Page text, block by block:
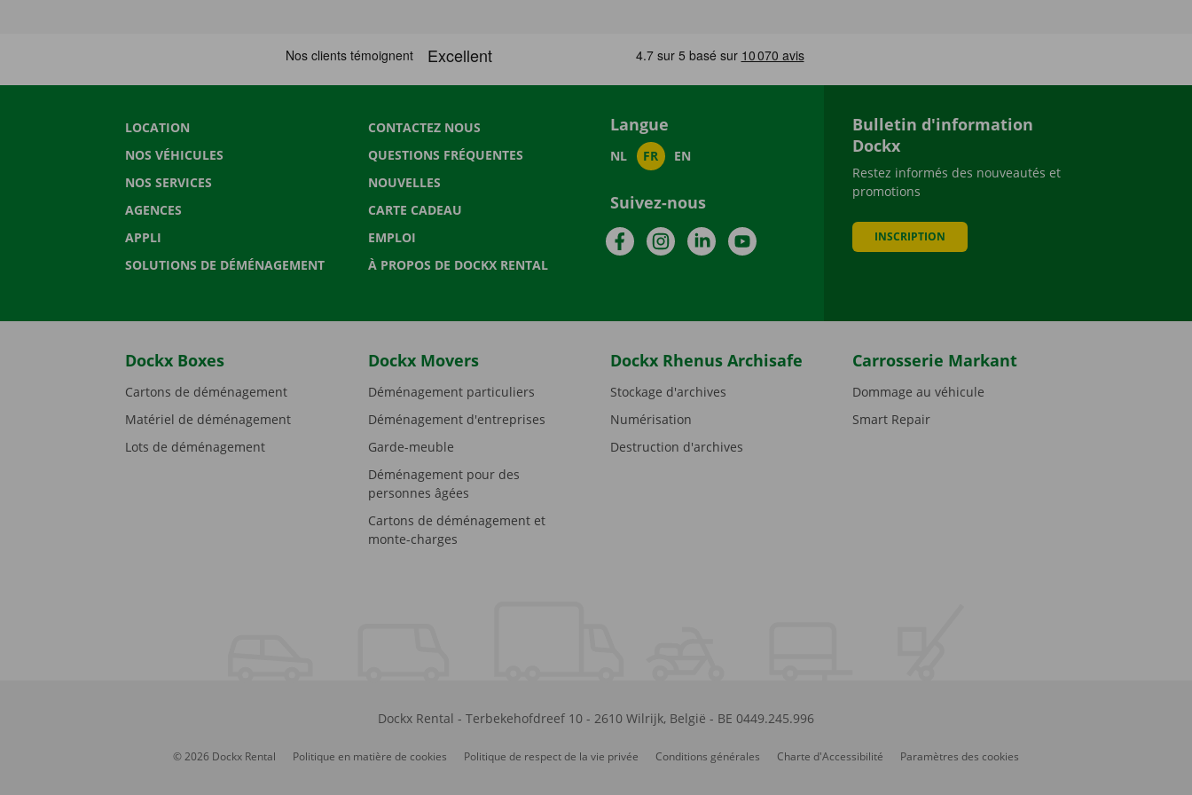
LOCATION
NOS VÉHICULES
NOS SERVICES
AGENCES
APPLI
SOLUTIONS DE DÉMÉNAGEMENT
CONTACTEZ NOUS
QUESTIONS FRÉQUENTES
NOUVELLES
CARTE CADEAU
EMPLOI
À PROPOS DE DOCKX RENTAL
Langue
NL FR EN
Suivez-nous
FacebookInstagramLinkedInYouTube
Bulletin d'information
Dockx
Restez informés des nouveautés et
promotions
INSCRIPTION
Dockx Boxes
Cartons de déménagement
Matériel de déménagement
Lots de déménagement
Dockx Movers
Déménagement particuliers
Déménagement d'entreprises
Garde-meuble
Déménagement pour des
personnes âgées
Cartons de déménagement et
monte-charges
Dockx Rhenus Archisafe
Stockage d'archives
Numérisation
Destruction d'archives
Carrosserie Markant
Dommage au véhicule
Smart Repair
Dockx Rental - Terbekehofdreef 10- 2610 Wilrijk, België - BE 0449.245.996
© 2026 Dockx Rental Politique en matière de cookies Politique de respect de la vie privée Conditions générales Charte d'Accessibilité Paramètres des cookies